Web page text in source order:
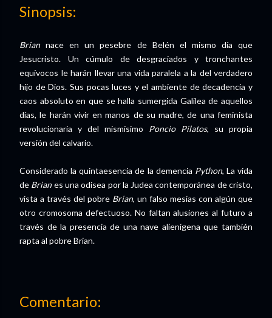
Sinopsis:
Briannace en un pesebre de Belén el mismo día que
Jesucristo. Un cúmulo de desgraciados y tronchantes
equívocos le harán llevar una vida paralela a la del verdadero
hijo de Dios. Sus pocas luces y el ambiente de decadencia y
caos absoluto en que se halla sumergida Galilea de aquellos
días, le harán vivir en manos de su madre, de una feminista
revolucionaria y del mismísimo Poncio Pilatos, su propia
versión del calvario.
Considerado la quintaesencia de la demencia Python, La vida
de Brianes una odisea por la Judea contemporánea de cristo,
vista a través del pobre Brian, un falso mesías con algún que
otro cromosoma defectuoso. No faltan alusiones al futuro a
través de la presencia de una nave alienígena que también
rapta al pobre Brian.
Comentario: